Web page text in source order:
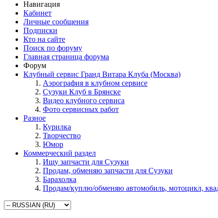
Навигация
Кабинет
Личные сообщения
Подписки
Кто на сайте
Поиск по форуму
Главная страница форума
Форум
Клубный сервис Гранд Витара Клуба (Москва)
Аэрография в клубном сервисе
Сузуки Клуб в Брянске
Видео клубного сервиса
Фото сервисных работ
Разное
Курилка
Творчество
Юмор
Коммерческий раздел
Ищу запчасти для Сузуки
Продам, обменяю запчасти для Сузуки
Барахолка
Продам/куплю/обменяю автомобиль, мотоцикл,